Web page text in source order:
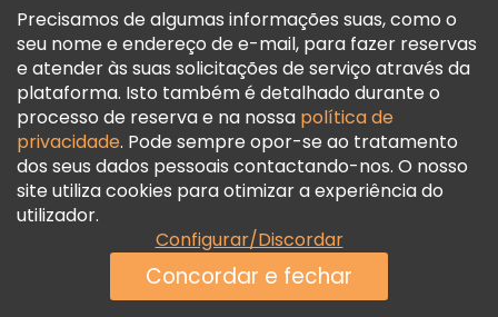
Política De Cookies
Freetour Prémios
Programa De Fidelidade
Precisamos de algumas informações suas, como o
seu nome e endereço de e-mail, para fazer reservas
e atender às suas solicitações de serviço através da
plataforma. Isto também é detalhado durante o
processo de reserva e na nossa política de
privacidade. Pode sempre opor-se ao tratamento
dos seus dados pessoais contactando-nos. O nosso
site utiliza cookies para otimizar a experiência do
utilizador.
Configurar/Discordar
Concordar e fechar